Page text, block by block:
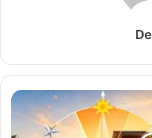
छत्तीसगढ़ में
पैमाने पर
सीड बॉल से
August 8,